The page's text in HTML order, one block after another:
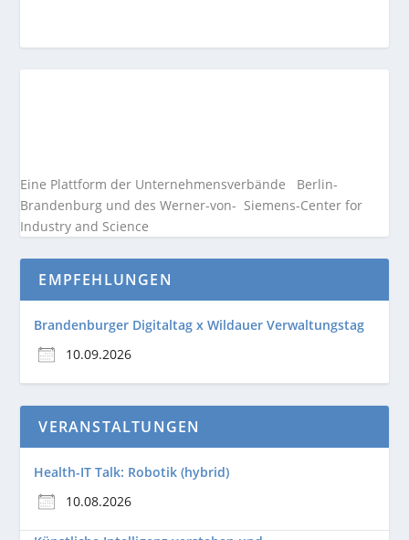
Eine Plattform der Unternehmensverbände Berlin-
Brandenburg und des Werner-von- Siemens-Center for
Industry and Science
EMPFEHLUNGEN
Brandenburger Digitaltag x Wildauer Verwaltungstag
10.09.2026
VERANSTALTUNGEN
Health-IT Talk: Robotik (hybrid)
10.08.2026